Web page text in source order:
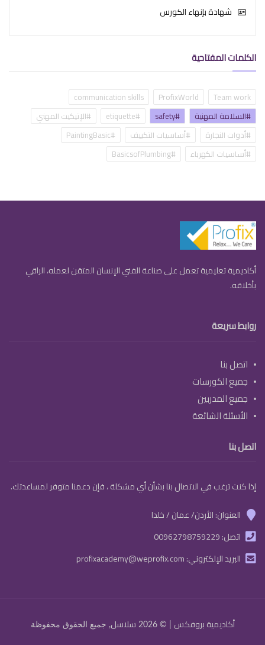
شهادة بإنهاء الكورس
الكلمات المفتاحية
Team work
ProfixWorld
communication skills
#السلامة المهنية
#safety
#etiquette
#الإتيكيت المهني
#أدوات النجارة
#أساسيات التكييف
#PaintingBasic
#أساسيات الكهرباء
#BasicsofPlumbing
أكاديمية تعليمية تعمل على صناعة الفني الإنسان المتقن لعمله، الراقي
بأخلاقه.
روابط سريعة
اتصل بنا
جميع الكورسات
جميع المدربين
الأسئلة الشائعة
اتصل بنا
إذا كنت ترغب في الاتصال بنا بشأن أي مشكلة ، فإن دعمنا متوفر لمساعدتك.
marker
العنوان: الأردن/ عمان / خلدا
phone
اتصل:00962798759229
email
البريد الإلكتروني:profixacademy@weprofix.com
أكاديمية بروفكس | © 2026 سلاسل, جميع الحقوق محفوظة تسجيل الدخول